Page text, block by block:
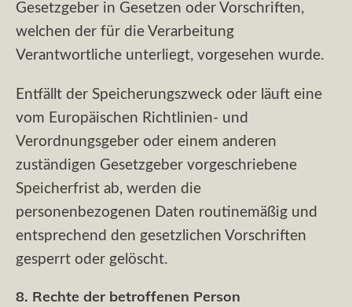
Gesetzgeber in Gesetzen oder Vorschriften,
welchen der für die Verarbeitung
Verantwortliche unterliegt, vorgesehen wurde.
Entfällt der Speicherungszweck oder läuft eine
vom Europäischen Richtlinien- und
Verordnungsgeber oder einem anderen
zuständigen Gesetzgeber vorgeschriebene
Speicherfrist ab, werden die
personenbezogenen Daten routinemäßig und
entsprechend den gesetzlichen Vorschriften
gesperrt oder gelöscht.
8. Rechte der betroffenen Person